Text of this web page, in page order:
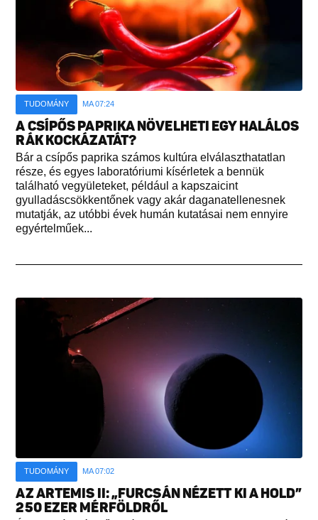
TUDOMÁNY MA 07:24
A CSÍPŐS PAPRIKA NÖVELHETI EGY HALÁLOS
RÁK KOCKÁZATÁT?
Bár a csípős paprika számos kultúra elválaszthatatlan
része, és egyes laboratóriumi kísérletek a bennük
található vegyületeket, például a kapszaicint
gyulladáscsökkentőnek vagy akár daganatellenesnek
mutatják, az utóbbi évek humán kutatásai nem ennyire
egyértelműek...
TUDOMÁNY MA 07:02
AZ ARTEMIS II: „FURCSÁN NÉZETT KI A HOLD”
250 EZER MÉRFÖLDRŐL